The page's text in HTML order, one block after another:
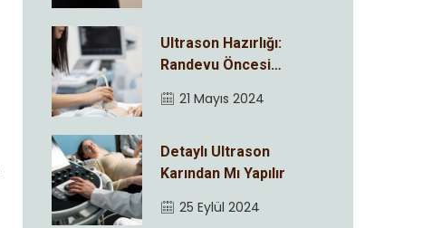
Ultrason Hazırlığı:
Randevu Öncesi
21 Mayıs 2024
Detaylı Ultrason
Karından Mı Yapılır
25 Eylül 2024